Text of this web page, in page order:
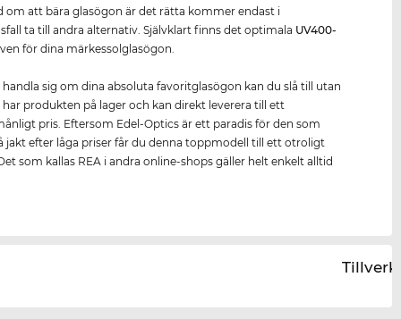
om att bära glasögon är det rätta kommer endast i
ta till andra alternativ. Självklart finns det optimala UV400-
för dina märkessolglasögon.
handla sig om dina absoluta favoritglasögon kan du slå till utan
har produkten på lager och kan direkt leverera till ett
pris. Eftersom Edel-Optics är ett paradis för den som
jakt efter låga priser får du denna toppmodell till ett otroligt
som kallas REA i andra online-shops gäller helt enkelt alltid